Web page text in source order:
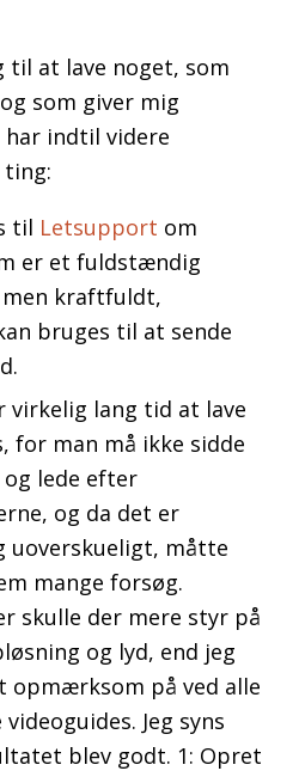
til at lave noget, som
som giver mig
indtil videre
til Letsupport om
er et fuldstændig
kraftfuldt,
bruges til at sende
virkelig lang tid at lave
for man må ikke sidde
lede efter
og da det er
uoverskueligt, måtte
mange forsøg.
skulle der mere styr på
og lyd, end jeg
opmærksom på ved alle
Jeg syns
blev godt. 1: Opret